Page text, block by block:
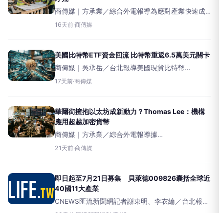
商傳媒｜方承業／綜合外電報導為應對產業快速成
長帶來的人才短缺問題，全球資產管理巨擘貝萊德
16天前·商傳媒
美國比特幣ETF資金回流 比特幣重返6.5萬美元關卡
商傳媒｜吳承岳／台北報導美國現貨比特幣
（Bitcoin）指數股票型基金（ETF）上週吸引7,570
17天前·商傳媒
華爾街擁抱以太坊成新動力？Thomas Lee：機構
應用超越加密貨幣
商傳媒｜方承業／綜合外電報導據
BitMINEImmersionTechnologies董事長ThomasLee
21天前·商傳媒
即日起至7月21日募集 貝萊德009826囊括全球近
40國11大產業
CNEWS匯流新聞網記者謝東明、李衣綸／台北報導